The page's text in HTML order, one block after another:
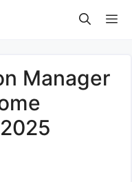
Manager